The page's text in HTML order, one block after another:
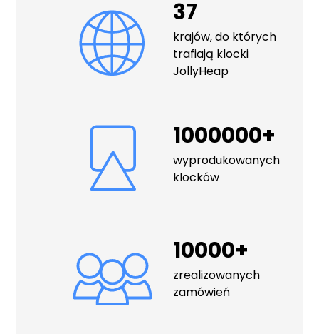
37
krajów, do których
trafiają klocki
JollyHeap
1000000+
wyprodukowanych
klocków
10000+
zrealizowanych
zamówień